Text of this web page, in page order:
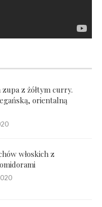
z żółtym curry.
orientalną
włoskich z